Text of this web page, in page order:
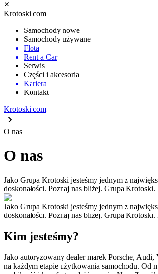
Krotoski.com
Samochody nowe
Samochody używane
Flota
Rent a Car
Serwis
Części i akcesoria
Kariera
Kontakt
Krotoski.com
O nas
O nas
Jako Grupa Krotoski jesteśmy jednym z
doskonałości. Poznaj nas bliżej. Grupa
Jako Grupa Krotoski jesteśmy jednym z
doskonałości. Poznaj nas bliżej. Grupa
Kim jesteśmy?
Jako autoryzowany dealer marek Porsche,
na każdym etapie użytkowania samochodu. Od